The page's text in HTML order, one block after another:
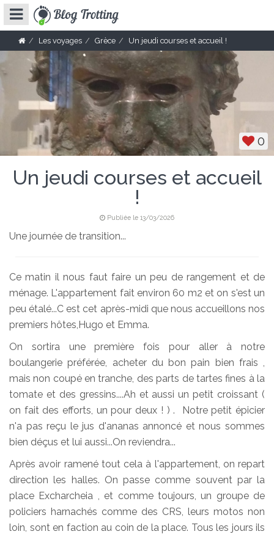
Les voyages Grèce Un jeudi courses et accueil !
0
Un jeudi courses et accueil
!
Publiée le 13/03/2026
Une journée de transition...
Ce matin il nous faut faire un peu de rangement et de
ménage. L'appartement fait environ 60 m2 et on s'est un
peu étalé...C est cet après-midi que nous accueillons nos
premiers hôtes,Hugo et Emma.
On sortira une première fois pour aller à notre
boulangerie préférée, acheter du bon pain bien frais ,
mais non coupé en tranche, des parts de tartes fines à la
tomate et des gressins....Ah et aussi un petit croissant (
on fait des efforts, un pour deux ! ) . Notre petit épicier
n'a pas reçu le jus d'ananas annoncé et nous sommes
bien déçus et lui aussi...On reviendra...
Après avoir ramené tout cela à l'appartement, on repart
direction les halles. On passe comme souvent par la
place Excharcheia , et comme toujours, un groupe de
policiers harnachés comme des CRS, leurs motos non
loin, sont en faction au coin de la place. Tous les jours ils